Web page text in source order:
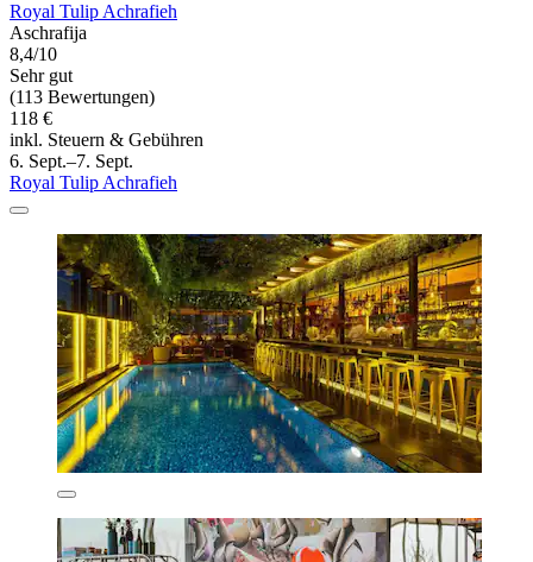
Royal Tulip Achrafieh
Aschrafija
8,4/10
Sehr gut
(113 Bewertungen)
118 €
inkl. Steuern & Gebühren
6. Sept.–7. Sept.
Royal Tulip Achrafieh